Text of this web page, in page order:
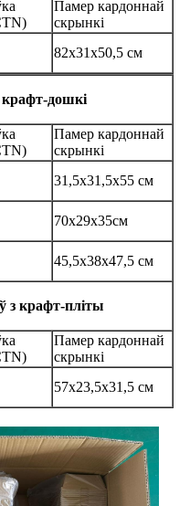
Памер кардоннай
скрынкі
82x31x50,5 см
дошкі
Памер кардоннай
скрынкі
31,5x31,5x55 см
70x29x35см
45,5x38x47,5 см
з крафт-пліты
Памер кардоннай
скрынкі
57x23,5x31,5 см